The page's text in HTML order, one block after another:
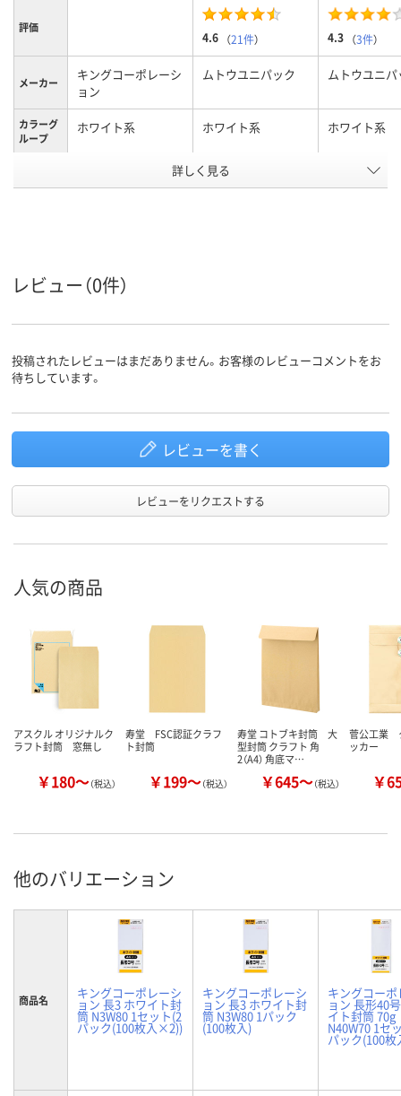
評価
4.6 （21件） 4.3 （3件）
メーカー
キングコーポレーシ
ョン
ムトウユニパック ムトウユニパ
カラーグ
ループ
ホワイト系 ホワイト系 ホワイト系
テープ・のりなし テープ付き
留め具の
有無
なし
封筒裏面
アスクル
商品環境
詳しく見る
レビュー（0件）
投稿されたレビューはまだありません。お客様のレビューコメントをお
待ちしています。
レビューを書く
レビューをリクエストする
人気の商品
アスクル オリジナルク
ラフト封筒 窓無し
￥180～（税込）
寿堂 FSC認証クラフ
ト封筒
￥199～（税込）
寿堂 コトブキ封筒 大
型封筒 クラフト 角
2（A4） 角底マ…
￥645～（税込）
菅公工業
ッカー
￥
他のバリエーション
商品名 キングコーポレーシ
ョン 長3 ホワイト封
筒 N3W80 1セット(2
パック(100枚入×2))
キングコーポレーシ
ョン 長3 ホワイト封
筒 N3W80 1パック
(100枚入)
キングコー
ョン 長形40
イト封筒 70g
N40W70 1セ
パック(100